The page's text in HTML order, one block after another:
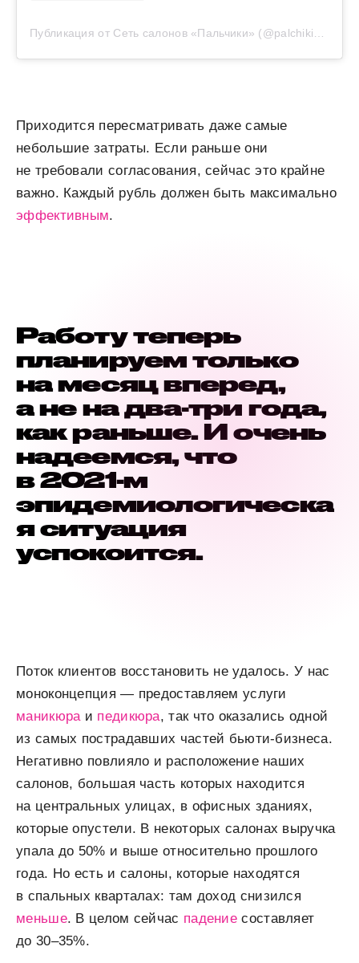
Приходится пересматривать даже самые
небольшие затраты. Если раньше они
не требовали согласования, сейчас это крайне
важно. Каждый рубль должен быть максимально
эффективным.
Работу теперь
планируем только
на месяц вперед,
а не на два-три года,
как раньше. И очень
надеемся, что
в 2021-м
эпидемиологическа
я ситуация
успокоится.
Поток клиентов восстановить не удалось. У нас
моноконцепция — предоставляем услуги
маникюраи педикюра, так что оказались одной
из самых пострадавших частей бьюти-бизнеса.
Негативно повлияло и расположение наших
салонов, большая часть которых находится
на центральных улицах, в офисных зданиях,
которые опустели. В некоторых салонах выручка
упала до 50% и выше относительно прошлого
года. Но есть и салоны, которые находятся
в спальных кварталах: там доход снизился
меньше. В целом сейчас падение составляет
до 30–35%.